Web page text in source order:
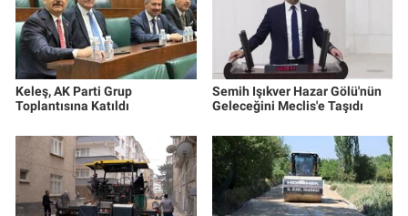
Keleş, AK Parti Grup
Toplantısına Katıldı
Semih Işıkver Hazar Gölü'nün
Geleceğini Meclis'e Taşıdı